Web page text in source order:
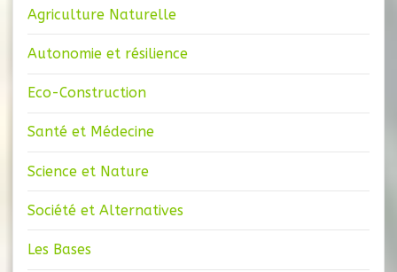
Agriculture Naturelle
Autonomie et résilience
Eco-Construction
Santé et Médecine
Science et Nature
Société et Alternatives
Les Bases